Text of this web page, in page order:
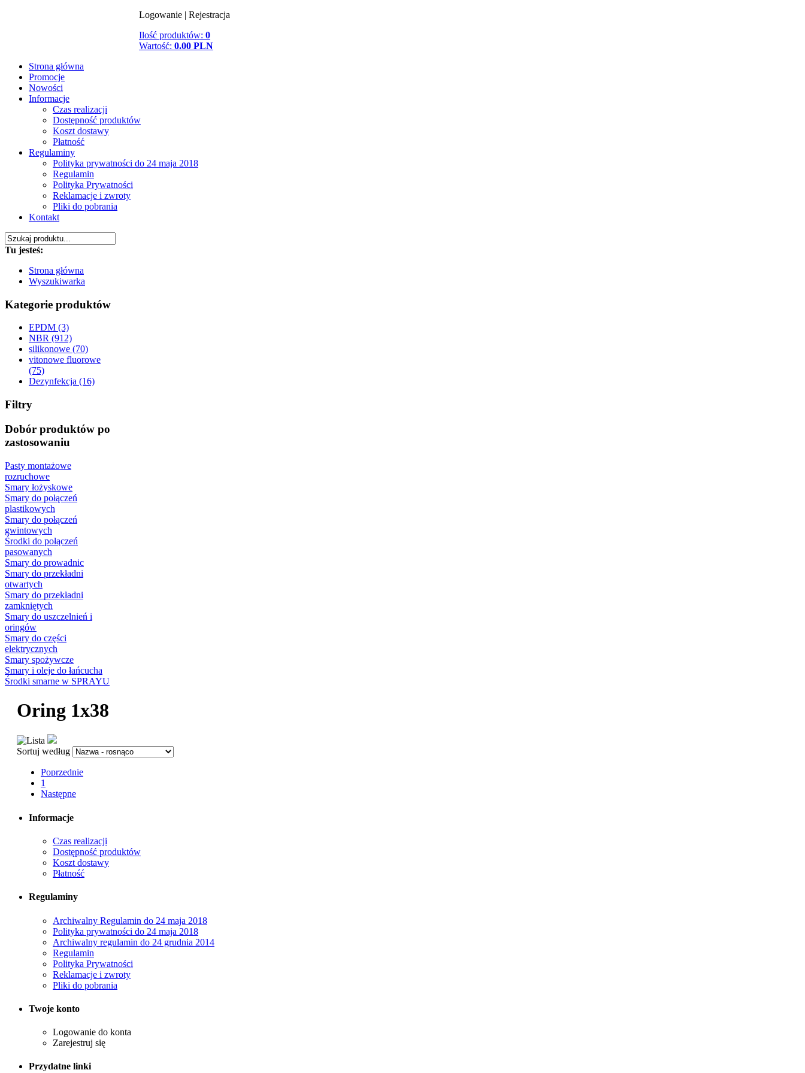
Logowanie | Rejestracja
Ilość produktów: 0
Wartość: 0.00 PLN
Strona główna
Promocje
Nowości
Informacje
Czas realizacji
Dostępność produktów
Koszt dostawy
Płatność
Regulaminy
Polityka prywatności do 24 maja 2018
Regulamin
Polityka Prywatności
Reklamacje i zwroty
Pliki do pobrania
Kontakt
Tu jesteś:
Strona główna
Wyszukiwarka
Kategorie produktów
EPDM (3)
NBR (912)
silikonowe (70)
vitonowe fluorowe
(75)
Dezynfekcja (16)
Filtry
Dobór produktów po
zastosowaniu
Pasty montażowe
rozruchowe
Smary łożyskowe
Smary do połączeń
plastikowych
Smary do połączeń
gwintowych
Środki do połączeń
pasowanych
Smary do prowadnic
Smary do przekładni
otwartych
Smary do przekładni
zamkniętych
Smary do uszczelnień i
oringów
Smary do części
elektrycznych
Smary spożywcze
Smary i oleje do łańcucha
Środki smarne w SPRAYU
Oring 1x38
Sortuj według
Poprzednie
1
Następne
Informacje
Czas realizacji
Dostępność produktów
Koszt dostawy
Płatność
Regulaminy
Archiwalny Regulamin do 24 maja 2018
Polityka prywatności do 24 maja 2018
Archiwalny regulamin do 24 grudnia 2014
Regulamin
Polityka Prywatności
Reklamacje i zwroty
Pliki do pobrania
Twoje konto
Logowanie do konta
Zarejestruj się
Przydatne linki